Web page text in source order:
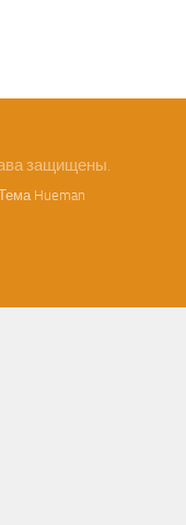
защищены.
Hueman